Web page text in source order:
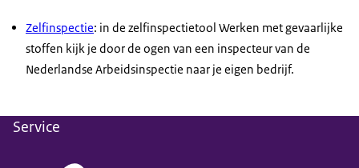
Zelfinspectie: in de zelfinspectietool Werken met gevaarlijke
stoffen kijk je door de ogen van een inspecteur van de
Nederlandse Arbeidsinspectie naar je eigen bedrijf.
Service